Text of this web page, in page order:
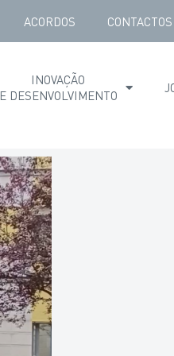
ACORDOS CONTACTOS
INOVAÇÃO
E DESENVOLVIMENTO